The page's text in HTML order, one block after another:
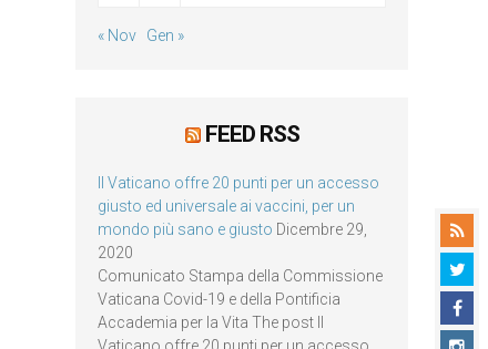
« Nov Gen »
FEED RSS
Il Vaticano offre 20 punti per un accesso
giusto ed universale ai vaccini, per un
mondo più sano e giusto Dicembre 29,
2020
Comunicato Stampa della Commissione
Vaticana Covid-19 e della Pontificia
Accademia per la Vita The post Il